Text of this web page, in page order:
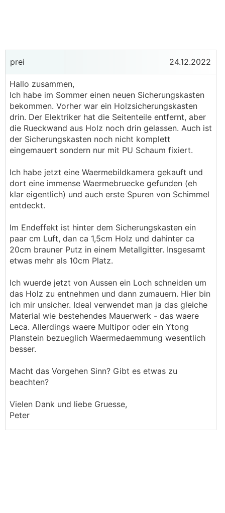
prei 24.12.2022
Hallo zusammen,
Ich habe im Sommer einen neuen Sicherungskasten
bekommen. Vorher war ein Holzsicherungskasten
drin. Der Elektriker hat die Seitenteile entfernt, aber
die Rueckwand aus Holz noch drin gelassen. Auch ist
der Sicherungskasten noch nicht komplett
eingemauert sondern nur mit PU Schaum fixiert.
Ich habe jetzt eine Waermebildkamera gekauft und
dort eine immense Waermebruecke gefunden (eh
klar eigentlich) und auch erste Spuren von Schimmel
entdeckt.
Im Endeffekt ist hinter dem Sicherungskasten ein
paar cm Luft, dan ca 1,5cm Holz und dahinter ca
20cm brauner Putz in einem Metallgitter. Insgesamt
etwas mehr als 10cm Platz.
Ich wuerde jetzt von Aussen ein Loch schneiden um
das Holz zu entnehmen und dann zumauern. Hier bin
ich mir unsicher. Ideal verwendet man ja das gleiche
Material wie bestehendes Mauerwerk - das waere
Leca. Allerdings waere Multipor oder ein Ytong
Planstein bezueglich Waermedaemmung wesentlich
besser.
Macht das Vorgehen Sinn? Gibt es etwas zu
beachten?
Vielen Dank und liebe Gruesse,
Peter